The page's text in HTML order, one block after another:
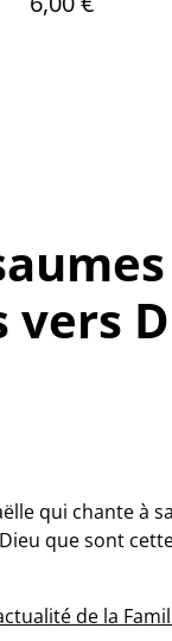
vers
qui chante à
que sont
de la